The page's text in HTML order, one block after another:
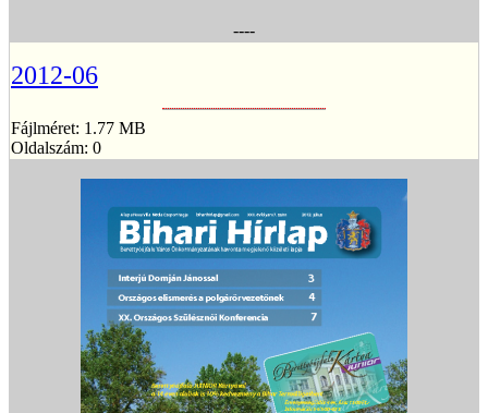
----
2012-06
Fájlméret: 1.77 MB
Oldalszám: 0